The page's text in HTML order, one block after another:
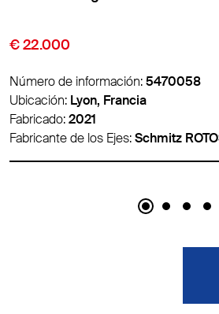
€ 9.850
Número de información:5474007
Ubicación: Lyon, Francia
Fabricado:2016
Fabricante de los Ejes:Schmitz